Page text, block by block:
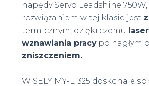
napędy Servo Leadshine
rozwiązaniem w tej klasie jest
termicznym, dzięki czemu
wznawiania pracypo nagłym
zniszczeniem.
WISELY MY-L1325 doskonale